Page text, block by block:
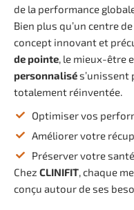
de la performance
Bien plus qu’un centre
concept innovant et
de pointe, le mieux-être
personnalisés’unissent
totalement réinventée.
Optimiser vos
Améliorer votre
Préserver votre
Chez CLINIFIT, chaque
conçu autour de ses